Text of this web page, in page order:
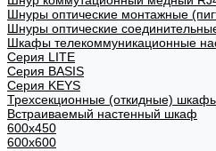
Шнуры оптические монтажные
Шнуры оптические
Шкафы телекоммуникационные
Cерия LITE
Cерия BASIS
Cерия KEYS
Трехсекционные (откидные)
Встраиваемый настенный шкаф
600x450
600x600